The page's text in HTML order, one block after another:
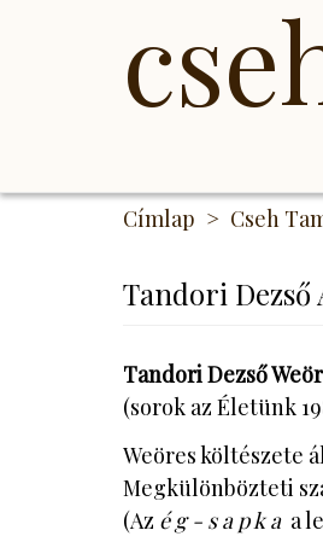
Címlap
Cseh
Tandori
Tandori Dezső
(sorok az Életünk
Weöres költészete
Megkülönbözteti
(Az é g - s a p k a a